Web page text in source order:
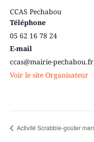
CCAS Pechabou
Téléphone
05 62 16 78 24
E-mail
ccas@mairie-pechabou.fr
Voir le site Organisateur
Activité Scrabble-goûter